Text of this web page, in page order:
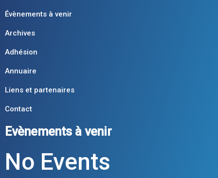
Évènements à venir
Archives
Adhésion
Annuaire
Liens et partenaires
Contact
Evènements à venir
No Events